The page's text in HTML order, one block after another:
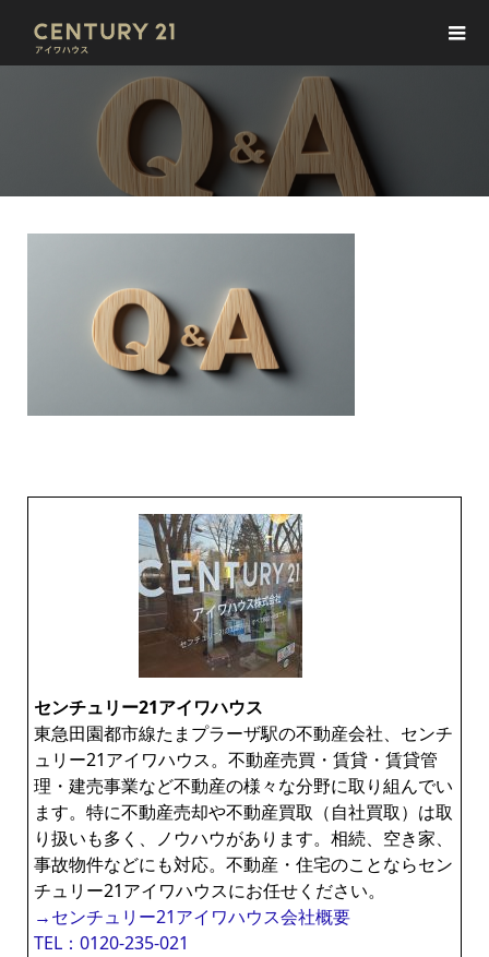
センチュリー21アイワハウス
東急田園都市線たまプラーザ駅の不動産会社、センチ
ュリー21アイワハウス。不動産売買・賃貸・賃貸管
理・建売事業など不動産の様々な分野に取り組んでい
ます。特に不動産売却や不動産買取（自社買取）は取
り扱いも多く、ノウハウがあります。相続、空き家、
事故物件などにも対応。不動産・住宅のことならセン
チュリー21アイワハウスにお任せください。
→センチュリー21アイワハウス会社概要
TEL：0120-235-021